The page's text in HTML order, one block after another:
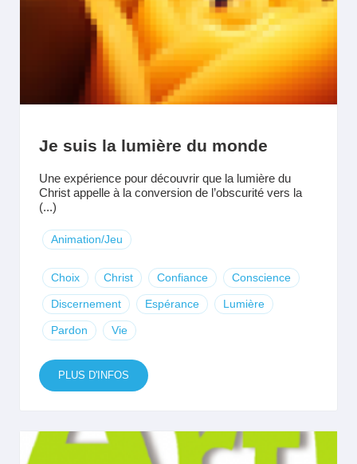
Je suis la lumière du monde
Une expérience pour découvrir que la lumière du
Christ appelle à la conversion de l’obscurité vers la
(...)
Animation/Jeu
Choix Christ Confiance Conscience
Discernement Espérance Lumière
Pardon Vie
PLUS D'INFOS